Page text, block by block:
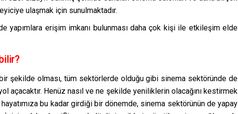
ulaşmak için sunulmaktadır.
yapımlara erişim imkanı bulunması daha çok kişi ile etkileşim elde
şekilde olması, tüm sektörlerde olduğu gibi sinema sektöründe de
açacaktır. Henüz nasıl ve ne şekilde yeniliklerin olacağını kestirmek
bu kadar girdiği bir dönemde, sinema sektörünün de yapay